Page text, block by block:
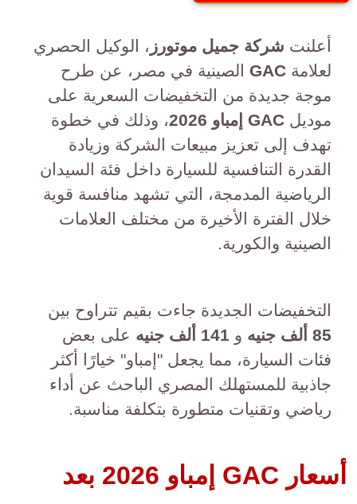
أعلنت شركة جميل موتورز ، الوكيل الحصري
لعلامة GAC الصينية في مصر، عن طرح
موجة جديدة من التخفيضات السعرية على
موديل GAC إمباو 2026
، وذلك في خطوة
تهدف إلى تعزيز مبيعات الشركة وزيادة
القدرة التنافسية للسيارة داخل فئة السيدان
الرياضية المدمجة، التي تشهد منافسة قوية
خلال الفترة الأخيرة من مختلف العلامات
الصينية والكورية.
التخفيضات الجديدة جاءت بقيم تتراوح بين
85 ألف جنيه
و 141 ألف جنيه
على بعض
فئات السيارة، مما يجعل "إمباو" خيارًا أكثر
جاذبية للمستهلك المصري الباحث عن أداء
رياضي وتقنيات متطورة بتكلفة مناسبة.
أسعار GAC إمباو 2026 بعد